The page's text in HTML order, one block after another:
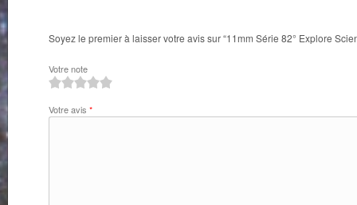
Soyez le premier à laisser votre avis sur “11mm Série 82° Explore
Votre note
Votre avis *